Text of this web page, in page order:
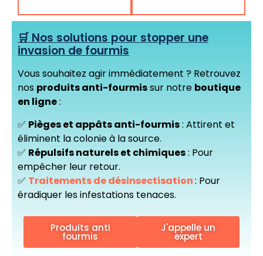
🛒 Nos solutions pour stopper une
invasion de fourmis
Vous souhaitez agir immédiatement ? Retrouvez
nos produits anti-fourmissur notre boutique
en ligne:
✅ Pièges et appâts anti-fourmis: Attirent et
éliminent la colonie à la source.
✅ Répulsifs naturels et chimiques: Pour
empêcher leur retour.
✅ Traitements de désinsectisation: Pour
éradiquer les infestations tenaces.
Produits anti
fourmis
J'appelle un
expert